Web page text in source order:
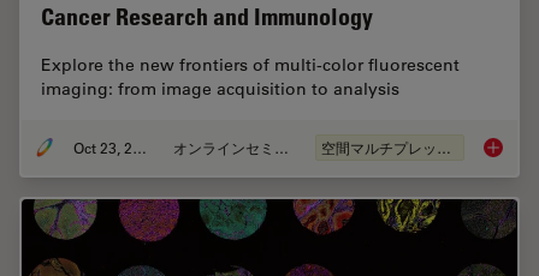
Cancer Research and Immunology
Explore the new frontiers of multi-color fluorescent
imaging: from image acquisition to analysis
Oct 23, 2023 オンラインセミナー 空間マルチプレックス